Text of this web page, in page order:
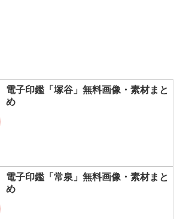
電子印鑑「塚谷」無料画像・素材まと
め
電子印鑑「常泉」無料画像・素材まと
め